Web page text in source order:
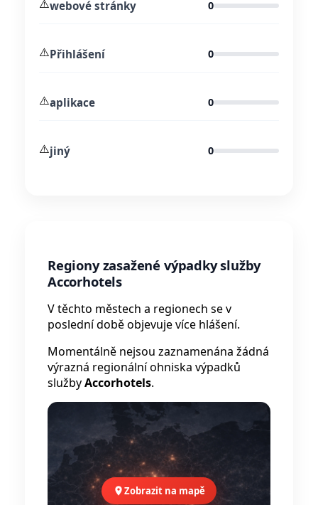
⚠️webové stránky 0
⚠️Přihlášení 0
⚠️aplikace 0
⚠️jiný 0
Regiony zasažené výpadky služby
Accorhotels
V těchto městech a regionech se v
poslední době objevuje více hlášení.
Momentálně nejsou zaznamenána žádná
výrazná regionální ohniska výpadků
službyAccorhotels.
Zobrazit na mapě